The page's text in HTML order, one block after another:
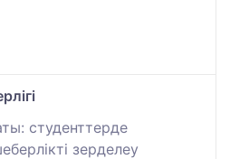
студенттерде
зерделеу